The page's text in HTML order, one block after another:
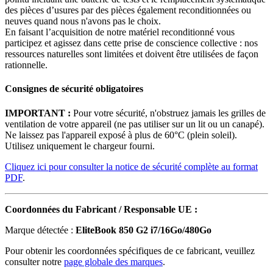
des pièces d’usures par des pièces également reconditionnées ou
neuves quand nous n'avons pas le choix.
En faisant l’acquisition de notre matériel reconditionné vous
participez et agissez dans cette prise de conscience collective : nos
ressources naturelles sont limitées et doivent être utilisées de façon
rationnelle.
Consignes de sécurité obligatoires
IMPORTANT : Pour votre sécurité, n'obstruez jamais les grilles de
ventilation de votre appareil (ne pas utiliser sur un lit ou un canapé).
Ne laissez pas l'appareil exposé à plus de 60°C (plein soleil).
Utilisez uniquement le chargeur fourni.
Cliquez ici pour consulter la notice de sécurité complète au format
PDF.
Coordonnées du Fabricant / Responsable UE :
Marque détectée : EliteBook 850 G2 i7/16Go/480Go
Pour obtenir les coordonnées spécifiques de ce fabricant, veuillez
consulter notre page globale des marques.